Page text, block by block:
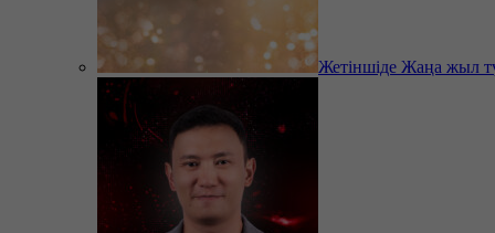
Жетіншіде Жаңа жыл